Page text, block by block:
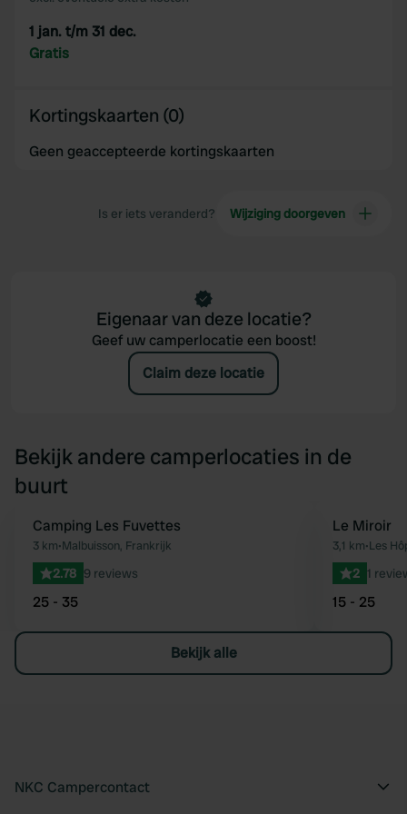
provided to them or that they’ve collected from your use
of their services.
1 jan. t/m 31 dec.
Gratis
Kortingskaarten (0)
Geen geaccepteerde kortingskaarten
Is er iets veranderd? Wijziging doorgeven
Eigenaar van deze locatie?
Geef uw camperlocatie een boost!
Claim deze locatie
Bekijk andere camperlocaties in de
buurt
Favoriet
Camping Les Fuvettes
3 km•Malbuisson, Frankrijk
2.78 9 reviews
25 - 35
Le Miroir
3,1 km•Les
2 1
15 - 25
Bekijk alle
NKC Campercontact